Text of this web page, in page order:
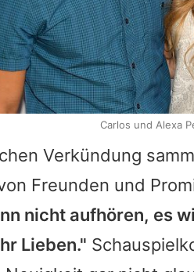
Verkündung
Freunden und
nicht aufhören, es
Lieben."
Carlos und Alexa